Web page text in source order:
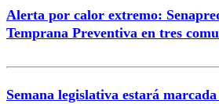
Alerta por calor extremo:
Temprana Preventiva en tres
Semana legislativa estará